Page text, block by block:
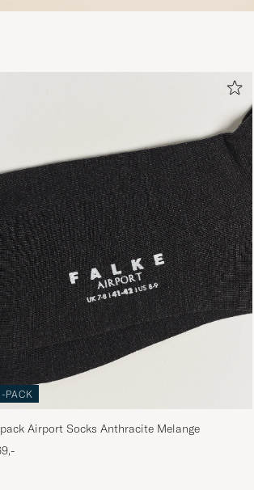
PACK
Airport Socks Anthracite Melange